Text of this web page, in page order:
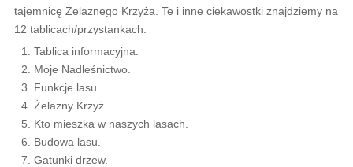
tajemnicę Żelaznego Krzyża. Te i inne ciekawostki znajdziemy na
12 tablicach/przystankach:
Tablica informacyjna.
Moje Nadleśnictwo.
Funkcje lasu.
Żelazny Krzyż.
Kto mieszka w naszych lasach.
Budowa lasu.
Gatunki drzew.